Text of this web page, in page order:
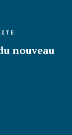
nouveau